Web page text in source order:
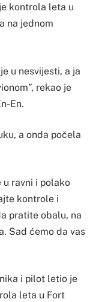
kontrola leta u
na jednom
u nesvijesti, a ja
rekao je
En.
a onda počela
ravni i polako
kontrole i
pratite obalu, na
Sad ćemo da vas
i pilot letio je
leta u Fort